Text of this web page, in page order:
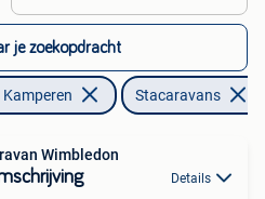
je zoekopdracht
Stacaravans
Wimbledon
Details